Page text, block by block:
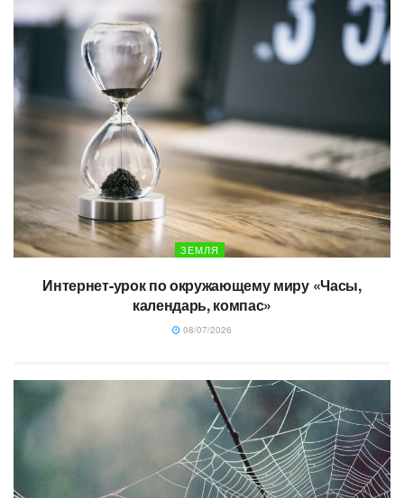
ЗЕМЛЯ
Интернет-урок по окружающему миру «Часы,
календарь, компас»
08/07/2026